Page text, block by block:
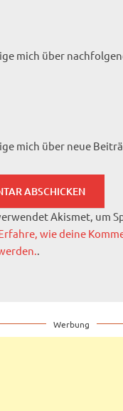
mich über
mich über neue
Akismet, um
wie deine
Werbung